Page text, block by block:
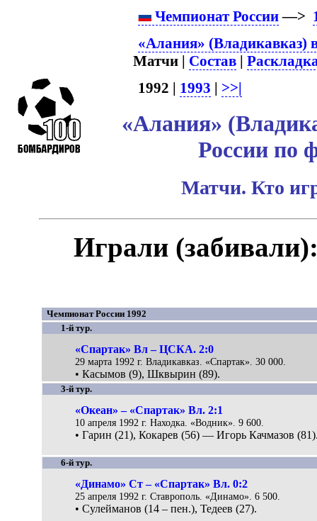
Чемпионат России—>
«Алания» (Владикавказ)
Матчи | Состав |
1992 | 1993 | >>|
«Алания»
России по
Матчи. Кто
Играли
Чемпионат России 1992
1-й тур.
«Спартак» Вл – ЦСКА. 2:0
29 марта 1992 г. Владикавказ. «Спартак». 30 000.
• Касымов (9), Шквырин (89).
3-й тур.
«Океан» – «Спартак» Вл. 2:1
10 апреля 1992 г. Находка. «Водник». 9 600.
• Гарин (21), Кокарев (56) — Игорь Качмазов
6-й тур.
«Динамо» Ст – «Спартак» Вл. 0:2
25 апреля 1992 г. Ставрополь. «Динамо». 6 500.
• Сулейманов (14 – пен.), Тедеев (27).